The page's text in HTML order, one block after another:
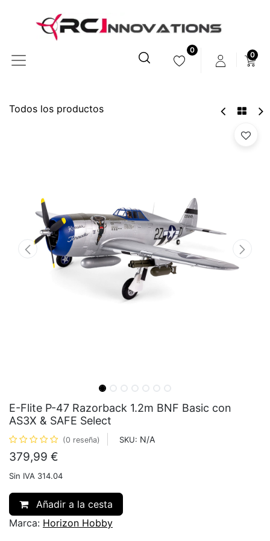
0
0
Todos los productos
E-Flite P-47 Razorback 1.2m BNF Basic con
AS3X & SAFE Select
(0 reseña) SKU: N/A
379,99 €
Sin IVA 314.04
Añadir a la cesta
Marca: Horizon Hobby